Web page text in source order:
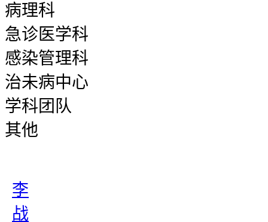
病理科
急诊医学科
感染管理科
治未病中心
学科团队
其他
李
战